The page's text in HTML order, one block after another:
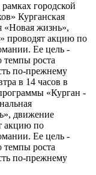
городской
Курганская
«Новая жизнь»,
проводят акцию по
Ее цель -
темпы роста
по-прежнему
в 14 часов в
«Курган -
движение
акцию по
Ее цель -
темпы роста
по-прежнему